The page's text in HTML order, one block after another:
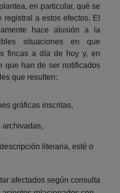
en particular, qué se
a estos efectos. El
hace alusión a la
situaciones en que
fincas a día de hoy y, en
que han de ser notificados
que resulten:
gráficas inscritas,
archivadas,
literaria, esté o
afectados según consulta